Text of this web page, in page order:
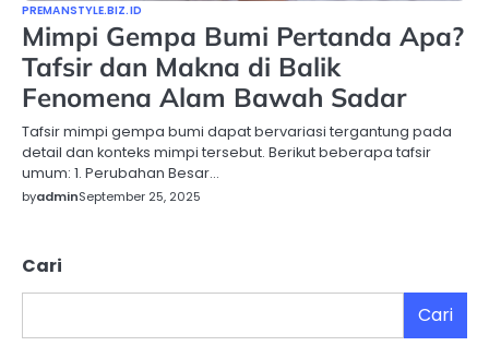
PREMANSTYLE.BIZ.ID
Mimpi Gempa Bumi Pertanda Apa?
Tafsir dan Makna di Balik
Fenomena Alam Bawah Sadar
Tafsir mimpi gempa bumi dapat bervariasi tergantung pada
detail dan konteks mimpi tersebut. Berikut beberapa tafsir
umum: 1. Perubahan Besar…
byadminSeptember 25, 2025
Cari
Cari